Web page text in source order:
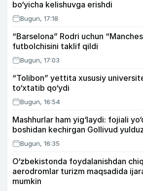
bo‘yicha kelishuvga erishdi
Bugun, 17:18
“Barselona” Rodri uchun
futbolchisini taklif qildi
Bugun, 17:03
“Tolibon” yettita xususiy
to‘xtatib qo‘ydi
Bugun, 16:54
Mashhurlar ham yig‘laydi: fojiali
boshidan kechirgan Gollivud
Bugun, 16:35
O‘zbekistonda foydalanishdan
aerodromlar turizm maqsadida
mumkin